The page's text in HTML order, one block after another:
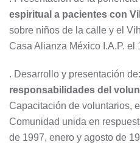
espiritual a pacientes con
sobre niños de la calle y el
Casa Alianza México I.A.P. el
. Desarrollo y presentación de:
responsabilidades del
Capacitación de voluntarios,
Comunidad unida en
de 1997, enero y agosto de